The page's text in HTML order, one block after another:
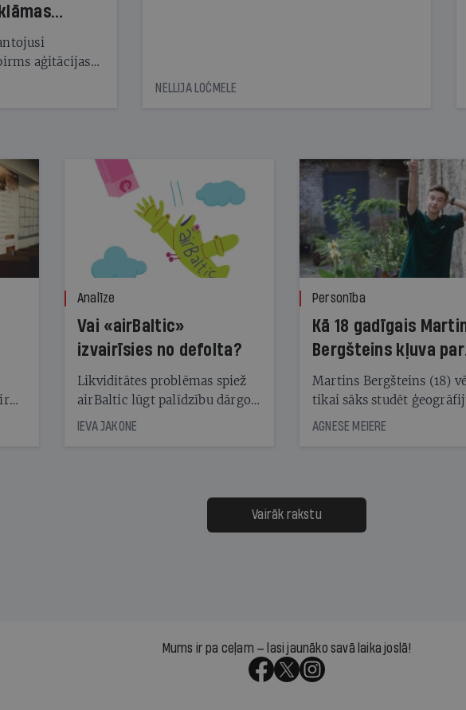
aģitācijas
kas
NELLIJA LOČMELE
Analīze
Vai «airBaltic»
izvairīsies no defolta?
Likviditātes problēmas spiež
airBaltic lūgt palīdzību dārgo
obligāciju turētājiem, taču
samaksāt augstos procentus,
kas jāpārskaita jau trīs dienas
pirms nākamās sapulces
IEVA JAKONE
Personība
Kā 18 gadīgais
Bergšteins kļuva par
laika ziņu seju?
Martins Bergšteins (18)
tikai sāks studēt
bet viņa sacītajam jau
uzcītīga darba, mammas
atbalsts un drosme
meteovērojumus arī tad,
AGNESE MEIERE
Vairāk rakstu
Mums ir pa ceļam — lasi jaunāko savā laika joslā!